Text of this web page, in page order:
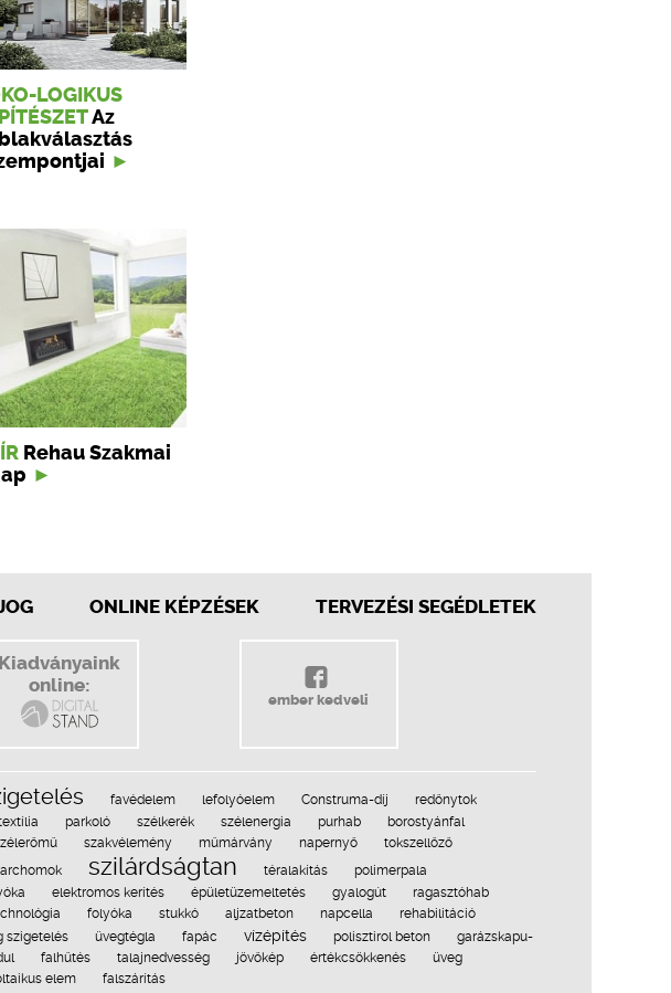
LOGIKUS
Az
Rehau Szakmai
ONLINE KÉPZÉSEK TERVEZÉSI SEGÉDLETEK
Kiadványaink
online:
ember kedveli
favédelem lefolyóelem Construma-díj
redőnytok
parkoló szélkerék szélenergia purhab
borostyánfal
szakvélemény műmárvány napernyő
tokszellőző
szilárdságtan téralakítás
polimerpala
elektromos kerítés épületüzemeltetés gyalogút
ragasztóhab
folyóka stukkó aljzatbeton napcella
rehabilitáció
szigetelés üvegtégla fapác vízépítés polisztirol beton
garázskapu-
falhűtés talajnedvesség jövőkép értékcsökkenés
üveg
elem falszárítás